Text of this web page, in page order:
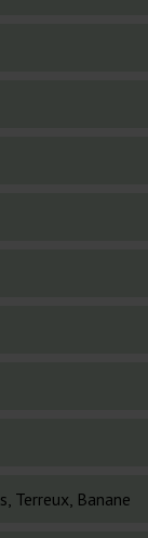
Terreux, Banane